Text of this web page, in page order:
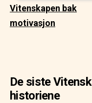
Vitenskapen bak
motivasjon
De siste
historiene